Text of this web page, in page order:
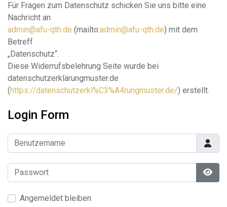
Für Fragen zum Datenschutz schicken Sie uns bitte eine
Nachricht an
admin@afu-qth.de (mailto:admin@afu-qth.de) mit dem
Betreff
„Datenschutz“.
Diese Widerrufsbelehrung Seite wurde bei
datenschutzerklärungmuster.de
(https://datenschutzerkl%C3%A4rungmuster.de/) erstellt.
Login Form
Benutzername
Passwort
Angemeldet bleiben